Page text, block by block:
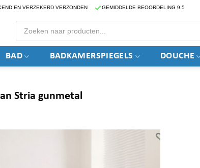
EN VERZEKERD VERZONDEN GEMIDDELDE BEOORDELING 9.5
Producten
zoeken
BAD BADKAMERSPIEGELS DOUCHE
Stria gunmetal